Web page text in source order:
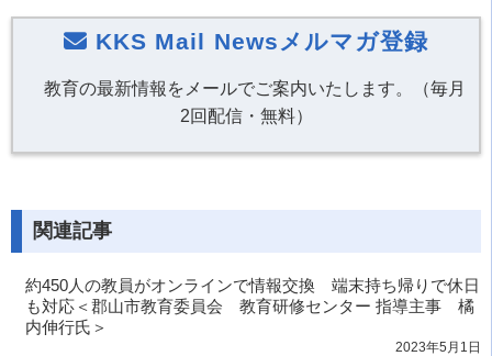
KKS Mail Newsメルマガ登録
教育の最新情報をメールでご案内いたします。（毎月
2回配信・無料）
関連記事
約450人の教員がオンラインで情報交換 端末持ち帰りで休日
も対応＜郡山市教育委員会 教育研修センター 指導主事 橘
内伸行氏＞
2023年5月1日